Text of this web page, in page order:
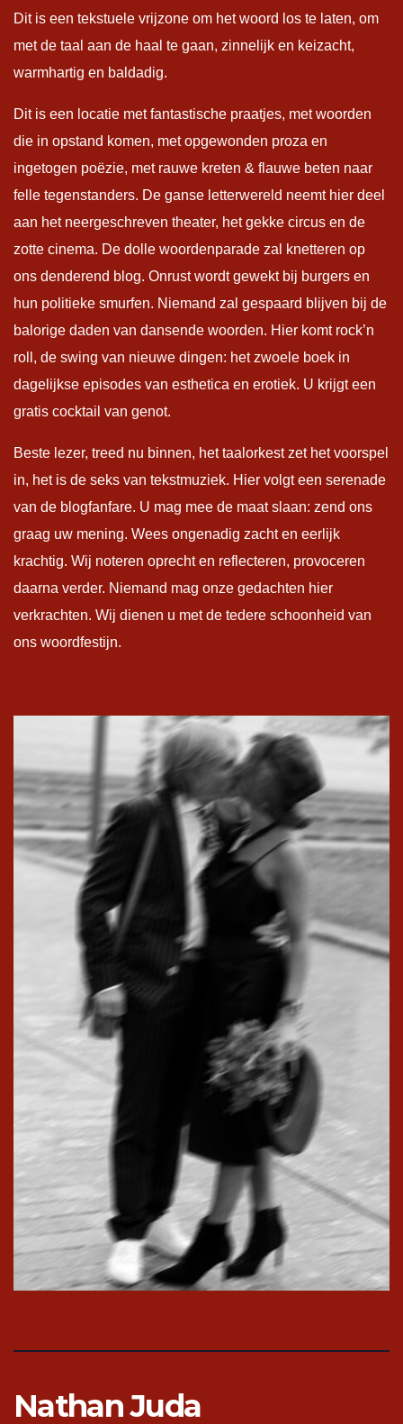
Dit is een tekstuele vrijzone om het woord los te laten, om
met de taal aan de haal te gaan, zinnelijk en keizacht,
warmhartig en baldadig.
Dit is een locatie met fantastische praatjes, met woorden
die in opstand komen, met opgewonden proza en
ingetogen poëzie, met rauwe kreten & flauwe beten naar
felle tegenstanders. De ganse letterwereld neemt hier deel
aan het neergeschreven theater, het gekke circus en de
zotte cinema. De dolle woordenparade zal knetteren op
ons denderend blog. Onrust wordt gewekt bij burgers en
hun politieke smurfen. Niemand zal gespaard blijven bij de
balorige daden van dansende woorden. Hier komt rock’n
roll, de swing van nieuwe dingen: het zwoele boek in
dagelijkse episodes van esthetica en erotiek. U krijgt een
gratis cocktail van genot.
Beste lezer, treed nu binnen, het taalorkest zet het voorspel
in, het is de seks van tekstmuziek. Hier volgt een serenade
van de blogfanfare. U mag mee de maat slaan: zend ons
graag uw mening. Wees ongenadig zacht en eerlijk
krachtig. Wij noteren oprecht en reflecteren, provoceren
daarna verder. Niemand mag onze gedachten hier
verkrachten. Wij dienen u met de tedere schoonheid van
ons woordfestijn.
Nathan Juda